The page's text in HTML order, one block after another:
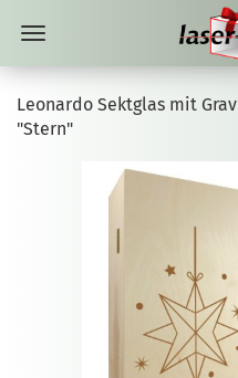
Leonardo Sektglas mit
"Stern"